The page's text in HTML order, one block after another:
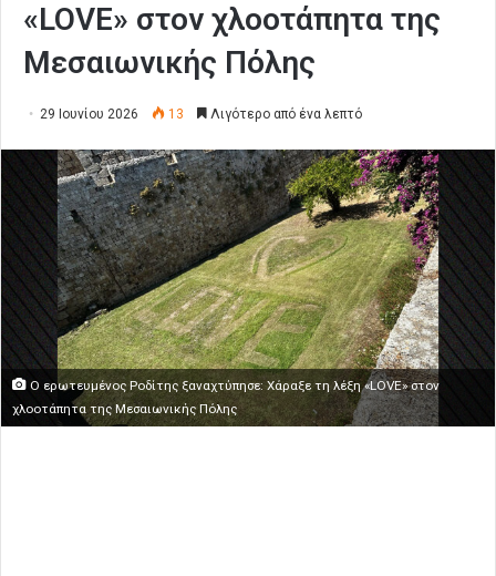
«LOVE» στον χλοοτάπητα της
Μεσαιωνικής Πόλης
29 Ιουνίου 2026 13 Λιγότερο από ένα λεπτό
Ο ερωτευμένος Ροδίτης ξαναχτύπησε: Χάραξε τη λέξη «LOVE» στον
χλοοτάπητα της Μεσαιωνικής Πόλης